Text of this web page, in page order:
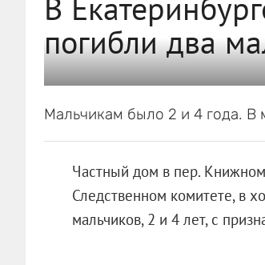
погибли два
Мальчикам было 2 и 4 года. В
Частный дом в пер.
Следственном комитете, в
мальчиков, 2 и 4 лет, с